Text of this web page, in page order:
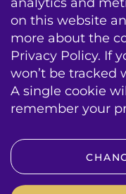
Echec &
sitemap
VOLG
on this website
more about the
Privacy Policy. If
won’t be tracked
A single cookie
remember your